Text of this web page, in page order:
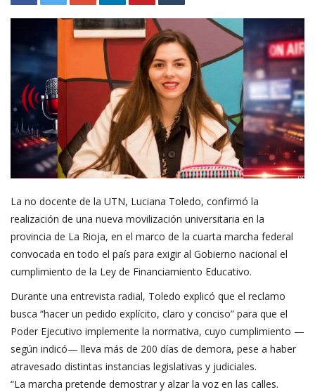
La no docente de la UTN, Luciana Toledo, confirmó la
realización de una nueva movilización universitaria en la
provincia de La Rioja, en el marco de la cuarta marcha federal
convocada en todo el país para exigir al Gobierno nacional el
cumplimiento de la Ley de Financiamiento Educativo.
Durante una entrevista radial, Toledo explicó que el reclamo
busca “hacer un pedido explícito, claro y conciso” para que el
Poder Ejecutivo implemente la normativa, cuyo cumplimiento —
según indicó— lleva más de 200 días de demora, pese a haber
atravesado distintas instancias legislativas y judiciales.
“La marcha pretende demostrar y alzar la voz en las calles.